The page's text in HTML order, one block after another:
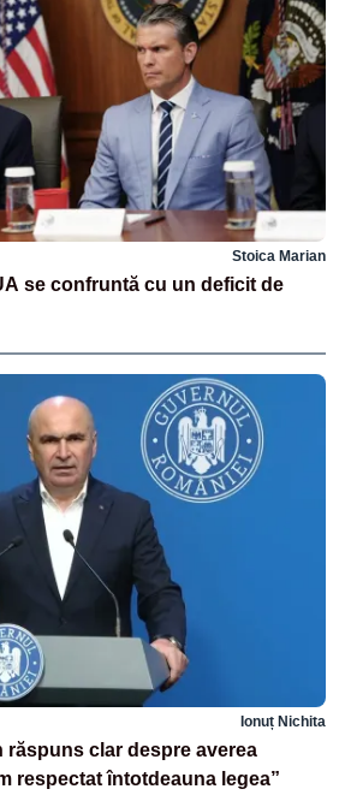
Stoica Marian
se confruntă cu un deficit de
Ionuț Nichita
răspuns clar despre averea
respectat întotdeauna legea”